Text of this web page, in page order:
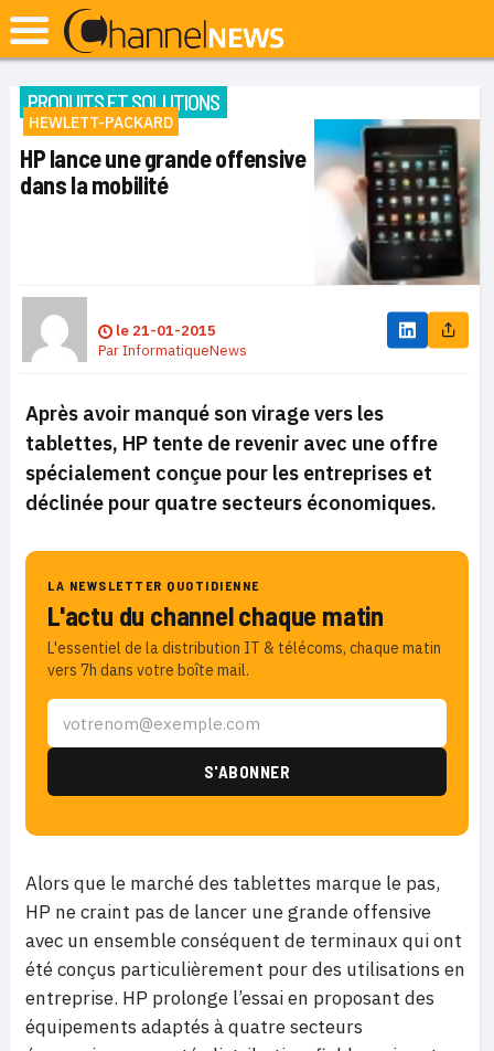
PRODUITS ET SOLUTIONS
HEWLETT-PACKARD
HP lance une grande offensive
dans la mobilité
le 21-01-2015
ParInformatiqueNews
Après avoir manqué son virage vers les
tablettes, HP tente de revenir avec une offre
spécialement conçue pour les entreprises et
déclinée pour quatre secteurs économiques.
LA NEWSLETTER QUOTIDIENNE
L'actu du channel chaque matin
L'essentiel de la distribution IT & télécoms, chaque matin
vers 7h dans votre boîte mail.
Alors que le marché des tablettes marque le pas,
HP ne craint pas de lancer une grande offensive
avec un ensemble conséquent de terminaux qui ont
été conçus particulièrement pour des utilisations en
entreprise. HP prolonge l’essai en proposant des
équipements adaptés à quatre secteurs